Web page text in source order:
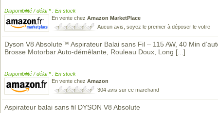
Disponibilité / délai * : En stock
En vente chez Amazon MarketPlace
Aucun avis, soyez le premier à déposer le votre
Dyson V8 Absolute™ Aspirateur Balai sans Fil – 115 AW, 40 Min
Brosse Motorbar Auto-démêlante, Rouleau Doux, Long [...]
Disponibilité / délai * : En stock
En vente chez Amazon
304 avis sur ce marchand
Aspirateur balai sans fil DYSON V8 Absolute